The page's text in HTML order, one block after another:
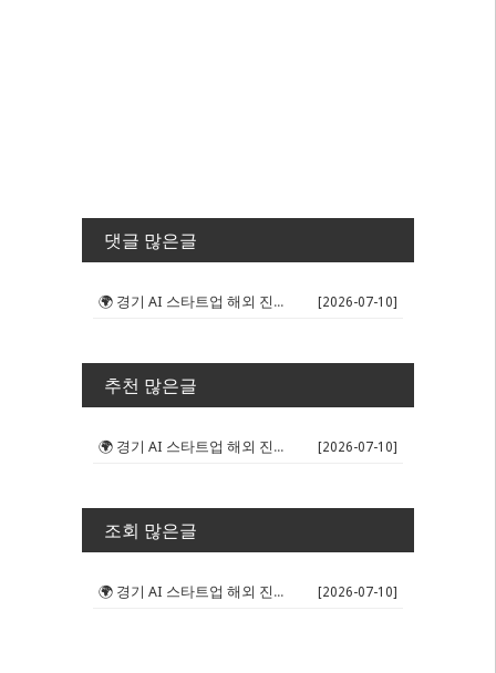
댓글 많은글
🌍 경기 AI 스타트업 해외 진출 판... [2026-07-10]
추천 많은글
🌍 경기 AI 스타트업 해외 진출 판... [2026-07-10]
조회 많은글
🌍 경기 AI 스타트업 해외 진출 판... [2026-07-10]